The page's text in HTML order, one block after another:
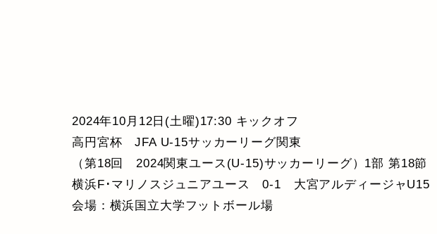
2024年10月12日(土曜)17:30 キックオフ
高円宮杯 JFA U-15サッカーリーグ関東
（第18回 2024関東ユース(U-15)サッカーリーグ）1部 第18節
横浜F･マリノスジュニアユース 0-1 大宮アルディージャU15
会場：横浜国立大学フットボール場